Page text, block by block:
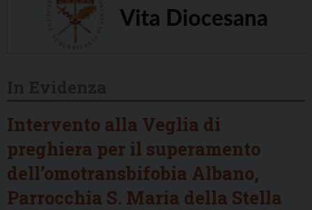
Intervento alla Veglia di
preghiera per il superamento
dell’omotransbifobia Albano,
Parrocchia S. Maria della Stella